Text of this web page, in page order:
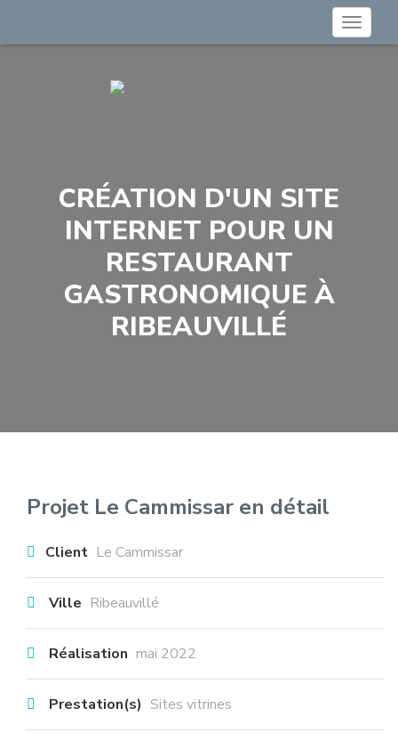
Toggle
CRÉATION D'UN SITE
INTERNET POUR UN
RESTAURANT
GASTRONOMIQUE À
RIBEAUVILLÉ
Projet Le Cammissar en détail
Client Le Cammissar
Ville Ribeauvillé
Réalisation mai 2022
Prestation(s) Sites vitrines